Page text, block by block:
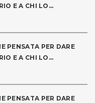
E A CHI LO...
PENSATA PER DARE
E A CHI LO...
PENSATA PER DARE